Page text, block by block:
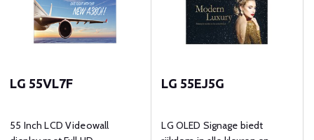
LG 55VL7F
55 Inch LCD Videowall
LG 55EJ5G
LG OLED Signage biedt